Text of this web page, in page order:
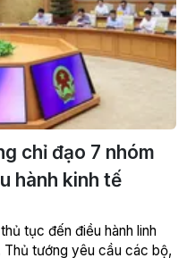
chỉ đạo 7 nhóm
hành kinh tế
tục đến điều hành linh
Thủ tướng yêu cầu các bộ,